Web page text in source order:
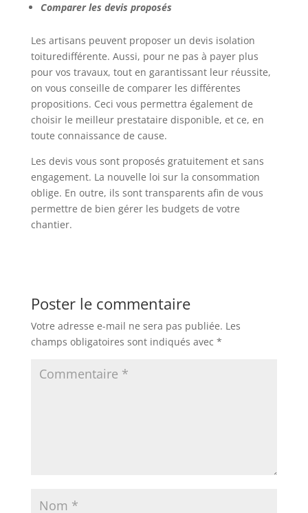
Comparer les devis proposés
Les artisans peuvent proposer un devis isolation
toituredifférente. Aussi, pour ne pas à payer plus
pour vos travaux, tout en garantissant leur réussite,
on vous conseille de comparer les différentes
propositions. Ceci vous permettra également de
choisir le meilleur prestataire disponible, et ce, en
toute connaissance de cause.
Les devis vous sont proposés gratuitement et sans
engagement. La nouvelle loi sur la consommation
oblige. En outre, ils sont transparents afin de vous
permettre de bien gérer les budgets de votre
chantier.
Poster le commentaire
Votre adresse e-mail ne sera pas publiée. Les
champs obligatoires sont indiqués avec *